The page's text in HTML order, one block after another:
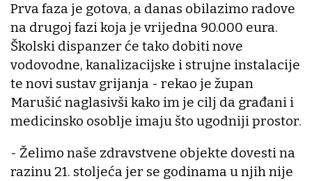
Prva faza je gotova, a danas obilazimo radove
na drugoj fazi koja je vrijedna 90.000 eura.
Školski dispanzer će tako dobiti nove
vodovodne, kanalizacijske i strujne instalacije
te novi sustav grijanja - rekao je župan
Marušić naglasivši kako im je cilj da građani i
medicinsko osoblje imaju što ugodniji prostor.
- Želimo naše zdravstvene objekte dovesti na
razinu 21. stoljeća jer se godinama u njih nije